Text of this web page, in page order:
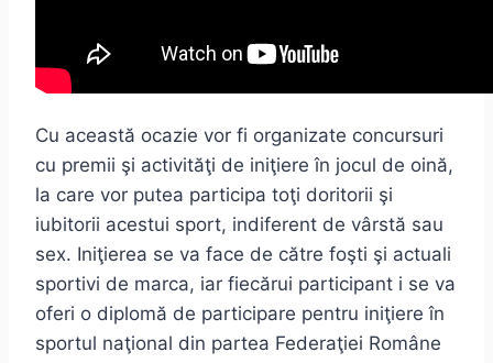
Cu această ocazie vor fi organizate concursuri
cu premii şi activităţi de iniţiere în jocul de oină,
la care vor putea participa toţi doritorii şi
iubitorii acestui sport, indiferent de vârstă sau
sex. Iniţierea se va face de către foşti şi actuali
sportivi de marca, iar fiecărui participant i se va
oferi o diplomă de participare pentru iniţiere în
sportul naţional din partea Federaţiei Române